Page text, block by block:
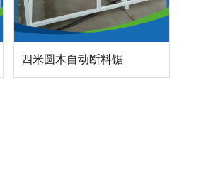
四米圆木自动断料锯